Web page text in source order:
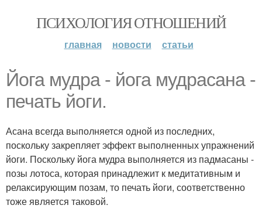
ПСИХОЛОГИЯ ОТНОШЕНИЙ
главная новости статьи
Йога мудра - йога мудрасана -
печать йоги.
Асана всегда выполняется одной из последних,
поскольку закрепляет эффект выполненных упражнений
йоги. Поскольку йога мудра выполняется из падмасаны -
позы лотоса, которая принадлежит к медитативным и
релаксирующим позам, то печать йоги, соответственно
тоже является таковой.